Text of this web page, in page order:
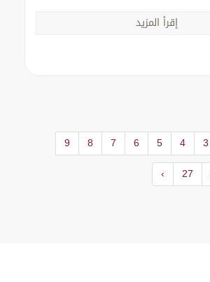
إقرأ المزيد
3
4
5
6
7
8
9
27
›